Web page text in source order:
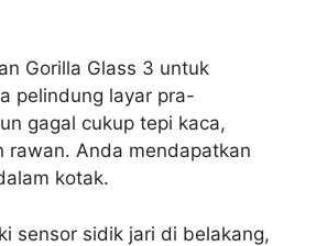
Gorilla Glass 3 untuk
pelindung layar pra-
gagal cukup tepi kaca,
rawan. Anda mendapatkan
kotak.
sensor sidik jari di belakang,